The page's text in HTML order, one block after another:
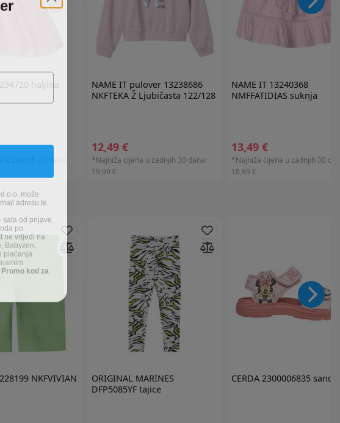
haljina
zadnjih 30 dana:
NAME ITpulover 13238686
NKFTEKA Ž Ljubičasta 122/128
12,49 €
*Najniža cijena u zadnjih 30 dana:
19,99 €
NAME IT 13240368
NMFFATIDIAS suknja
13,49 €
*Najniža cijena u zadnjih 30
18,89 €
NKFVIVIAN
ORIGINAL MARINES
DFP5085YF tajice
CERDA2300006835
može
adresu te
od prijave.
po
vrijedi na
Babyzen,
plaćanja
Promo kod za